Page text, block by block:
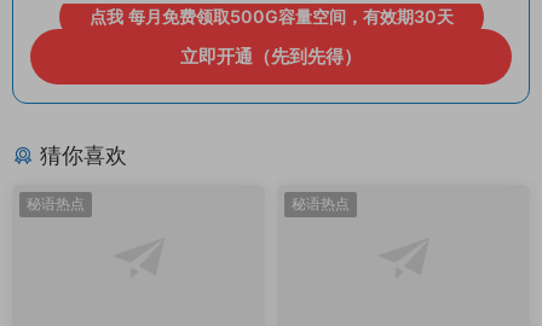
点我 每月免费领取500G容量空间，有效期30天
立即开通（先到先得）
猜你喜欢
秘语热点 秘语热点